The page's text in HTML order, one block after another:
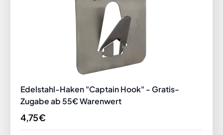
Edelstahl-Haken "Captain Hook" - Gratis-
Zugabe ab 55€ Warenwert
4,75 €